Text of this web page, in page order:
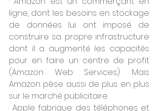
ligne, dont les besoins en stockage
de données lui ont imposé de
construire sa propre infrastructure
dont il a augmenté les capacités
pour en faire un centre de profit
(Amazon Web Services). Mais
Amazon pèse aussi de plus en plus
sur le marché publicitaire.
· Apple fabrique des téléphones et